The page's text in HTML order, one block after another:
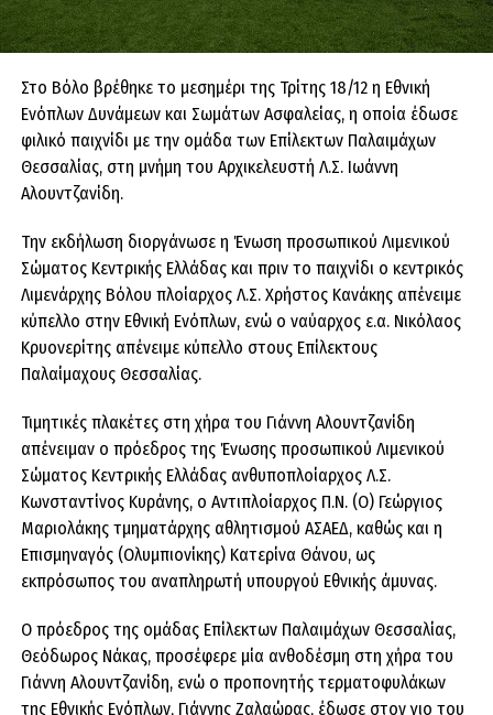
Στο Βόλο βρέθηκε το μεσημέρι της Τρίτης 18/12 η Εθνική
Ενόπλων Δυνάμεων και Σωμάτων Ασφαλείας, η οποία έδωσε
φιλικό παιχνίδι με την ομάδα των Επίλεκτων Παλαιμάχων
Θεσσαλίας, στη μνήμη του Αρχικελευστή Λ.Σ. Ιωάννη
Αλουντζανίδη.
Την εκδήλωση διοργάνωσε η Ένωση προσωπικού Λιμενικού
Σώματος Κεντρικής Ελλάδας και πριν το παιχνίδι ο κεντρικός
Λιμενάρχης Βόλου πλοίαρχος Λ.Σ. Χρήστος Κανάκης απένειμε
κύπελλο στην Εθνική Ενόπλων, ενώ ο ναύαρχος ε.α. Νικόλαος
Κρυονερίτης απένειμε κύπελλο στους Επίλεκτους
Παλαίμαχους Θεσσαλίας.
Τιμητικές πλακέτες στη χήρα του Γιάννη Αλουντζανίδη
απένειμαν ο πρόεδρος της Ένωσης προσωπικού Λιμενικού
Σώματος Κεντρικής Ελλάδας ανθυποπλοίαρχος Λ.Σ.
Κωνσταντίνος Κυράνης, ο Αντιπλοίαρχος Π.Ν. (Ο) Γεώργιος
Μαριολάκης τμηματάρχης αθλητισμού ΑΣΑΕΔ, καθώς και η
Επισμηναγός (Ολυμπιονίκης) Κατερίνα Θάνου, ως
εκπρόσωπος του αναπληρωτή υπουργού Εθνικής άμυνας.
Ο πρόεδρος της ομάδας Επίλεκτων Παλαιμάχων Θεσσαλίας,
Θεόδωρος Νάκας, προσέφερε μία ανθοδέσμη στη χήρα του
Γιάννη Αλουντζανίδη, ενώ ο προπονητής τερματοφυλάκων
της Εθνικής Ενόπλων, Γιάννης Ζαλαώρας, έδωσε στον γιο του